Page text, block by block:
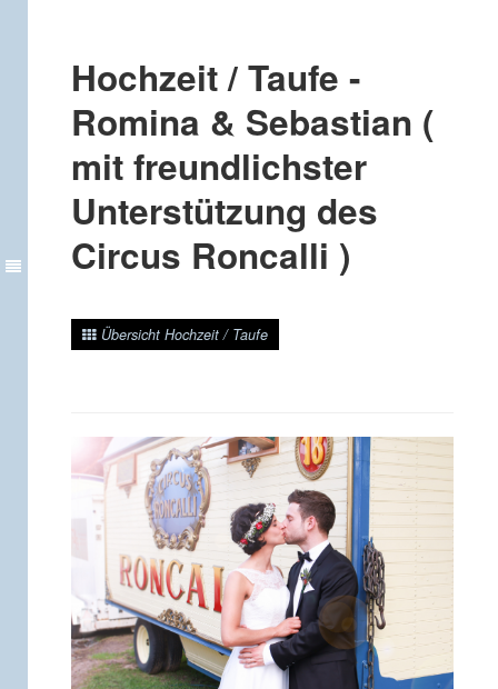
Hochzeit / Taufe -
Romina & Sebastian (
mit freundlichster
Unterstützung des
Circus Roncalli )
Übersicht Hochzeit / Taufe